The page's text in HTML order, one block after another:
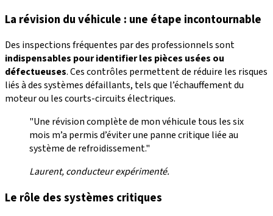
La révision du véhicule : une étape incontournable
Des inspections fréquentes par des professionnels sont
indispensables pour identifier les pièces usées ou
défectueuses. Ces contrôles permettent de réduire les risques
liés à des systèmes défaillants, tels que l’échauffement du
moteur ou les courts-circuits électriques.
"Une révision complète de mon véhicule tous les six
mois m’a permis d’éviter une panne critique liée au
système de refroidissement."
Laurent, conducteur expérimenté.
Le rôle des systèmes critiques